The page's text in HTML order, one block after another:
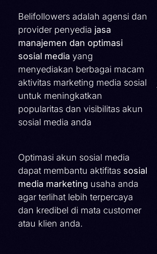
Belifollowers adalah agensi dan
provider penyedia jasa
manajemen dan optimasi
sosial media yang
menyediakan berbagai macam
aktivitas marketing media sosial
untuk meningkatkan
popularitas dan visibilitas akun
sosial media anda
Optimasi akun sosial media
dapat membantu aktifitas sosial
media marketing usaha anda
agar terlihat lebih terpercaya
dan kredibel di mata customer
atau klien anda.